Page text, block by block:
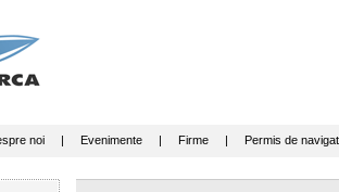
noi| Evenimente| Firme| Permis de